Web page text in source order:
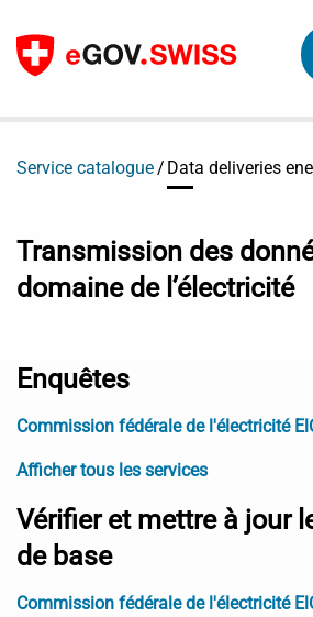
Vers le contenu
Service catalogue Data deliveries
Transmission des
domaine de l’électricité
Enquêtes
Commission fédérale de l'électricité
Afficher tous les services
Vérifier et mettre à jour
de base
Commission fédérale de l'électricité